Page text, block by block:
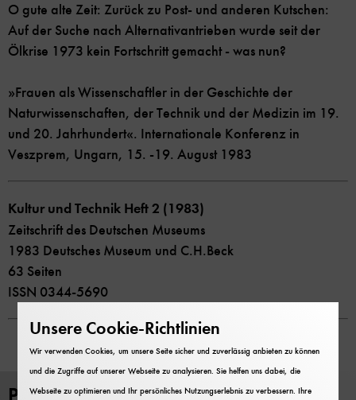
O gute alte Zeit: Zurück zu Post- und anderen Kutschen:
Auf der Suche nach Alternativantrieben wurde seit der
Ölkrise 1973 kein Fortschritt gemacht - was nun?
»Frauen als Wissenschaftler in der Geschichte der
Naturwissenschaften, der Technik und der Medizin im 19.
und 20. Jahrhundert«. Internationale Konferenz in
Veszprem, Ungarn, 15. -19. August 1983
Kultur und Technik Heft 2 (1983)
Zeitschrift des Deutschen Museums
1983 Deutsches Museum und C.H.Beck
63 Seiten
ISSN 0344-5690
PDF Download
Unsere Cookie-Richtlinien
Wir verwenden Cookies, um unsere Seite sicher und zuverlässig anbieten zu können
und die Zugriffe auf unserer Webseite zu analysieren. Sie helfen uns dabei, die
Webseite zu optimieren und Ihr persönliches Nutzungserlebnis zu verbessern. Ihre